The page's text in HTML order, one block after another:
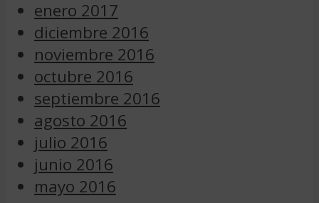
enero 2017
diciembre 2016
noviembre 2016
octubre 2016
septiembre 2016
agosto 2016
julio 2016
junio 2016
mayo 2016